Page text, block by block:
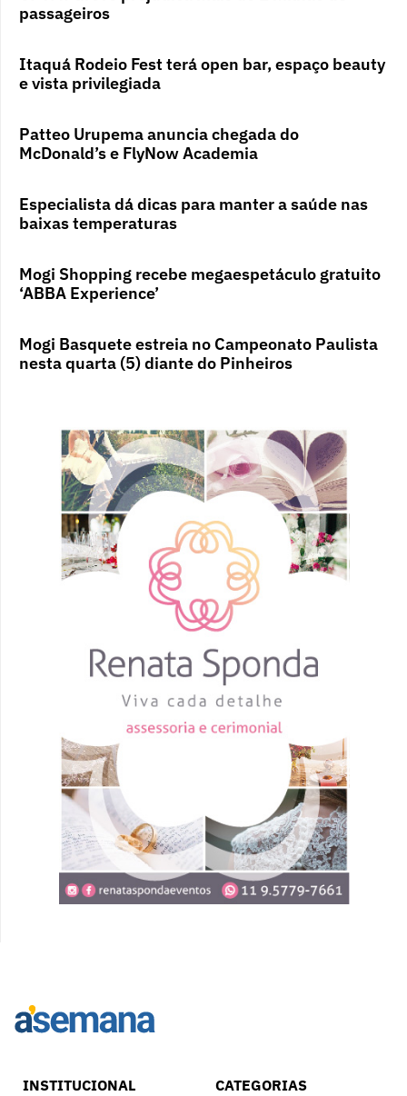
passageiros
Itaquá Rodeio Fest terá open bar, espaço beauty
e vista privilegiada
Patteo Urupema anuncia chegada do
McDonald’s e FlyNow Academia
Especialista dá dicas para manter a saúde nas
baixas temperaturas
Mogi Shopping recebe megaespetáculo gratuito
‘ABBA Experience’
Mogi Basquete estreia no Campeonato Paulista
nesta quarta (5) diante do Pinheiros
INSTITUCIONAL CATEGORIAS